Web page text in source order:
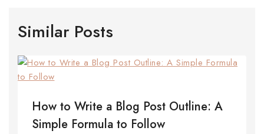
Similar Posts
How to Write a Blog Post Outline: A
Simple Formula to Follow